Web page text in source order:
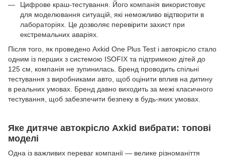
Цифрове краш-тестування. Його компанія використовує
для моделювання ситуацій, які неможливо відтворити в
лабораторіях. Це дозволяє перевірити захист при
екстремальних аваріях.
Після того, як проведено Axkid One Plus Test і автокрісло стало
одним із перших з системою ISOFIX та підтримкою дітей до
125 см, компанія не зупинилась. Бренд проводить спільні
тестування з виробниками авто, щоб оцінити вплив на дитину
в реальних умовах. Бренд давно виходить за межі класичного
тестування, щоб забезпечити безпеку в будь-яких умовах.
Яке дитяче автокрісло Axkid вибрати: топові
моделі
Одна із важливих переваг компанії — велике різноманіття